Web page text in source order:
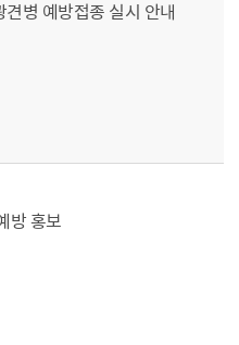
병 예방접종 실시 안내
방 홍보